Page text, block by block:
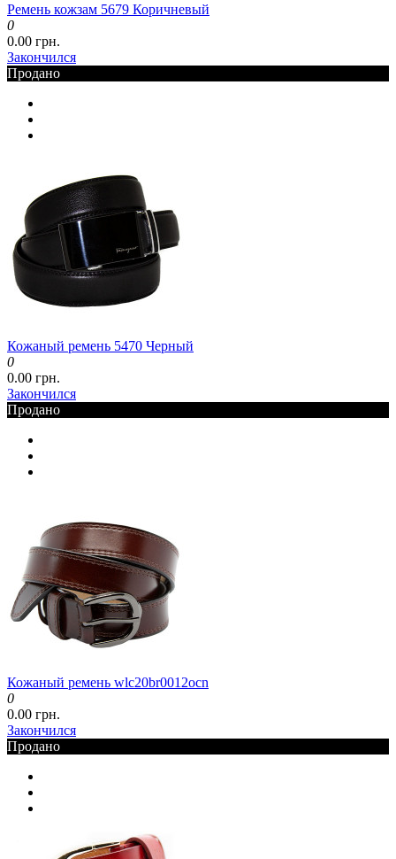
Ремень кожзам 5679 Коричневый
0
0.00 грн.
Закончился
Продано
Кожаный ремень 5470 Черный
0
0.00 грн.
Закончился
Продано
Кожаный ремень wlc20br0012ocn
0
0.00 грн.
Закончился
Продано